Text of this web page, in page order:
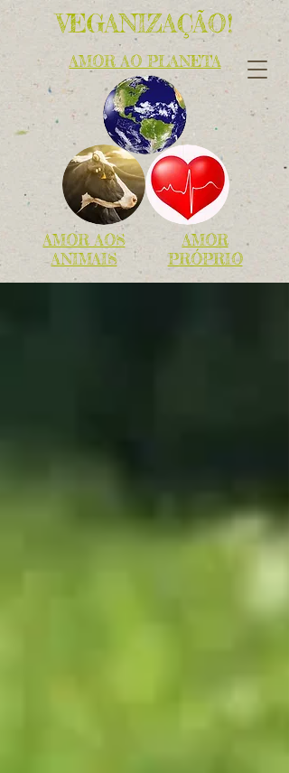
VEGANIZAÇÃO!
AMOR AO PLANETA
AMOR AOS
ANIMAIS
AMOR
PRÓPRIO